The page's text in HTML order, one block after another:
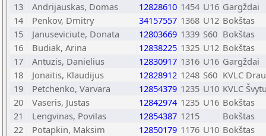
13
Andrijauskas, Domas 12828610 1454 U16 Gargždai
14
Penkov, Dmitry 34157557 1368 U12 Bokštas
15
Januseviciute, Donata 12803669 1339 S60 Bokštas
16
Budiak, Arina 12838225 1325 U12 Bokštas
17
Antuzis, Danielius 12830917 1316 U16 Gargždai
18
Jonaitis, Klaudijus 12828912 1248 S60 KVLC
19
Petchenko, Varvara 12854379 1235 U10 KVLC
20
Vaseris, Justas 12842974 1235 U16 Bokštas
21
Lengvinas, Povilas 12854387 1215
Bokštas
22
Potapkin, Maksim 12850179 1176 U10 Bokštas